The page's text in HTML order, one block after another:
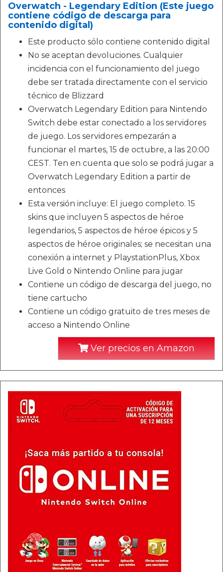
Overwatch - Legendary Edition (Este juego
contiene código de descarga para
contenido digital)
Este producto sólo contiene contenido digital
No se aceptan devoluciones. Cualquier
incidencia con el funcionamiento del juego
debe ser tratada directamente con el servicio
técnico de Blizzard
Overwatch Legendary Edition para Nintendo
Switch debe estar conectado a los servidores
de juego. Los servidores empezarán a
funcionar el martes, 15 de octubre, a las 20:00
CEST. Ten en cuenta que solo se podrá jugar a
Overwatch Legendary Edition a partir de
entonces
Esta versión incluye: El juego completo. 15
skins que incluyen 5 aspectos de héroe
legendarios, 5 aspectos de héroe épicos y 5
aspectos de héroe originales; se necesitan una
conexión a internet y PlaystationPlus, Xbox
Live Gold o Nintendo Online para jugar
Contiene un código de descarga del juego, no
tiene cartucho
Contiene un código gratuito de tres meses de
acceso a Nintendo Online
Ver precios en Amazon